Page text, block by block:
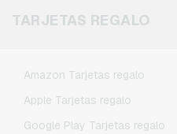
TARJETAS REGALO
Amazon Tarjetas regalo
Apple Tarjetas regalo
Google Play Tarjetas regalo